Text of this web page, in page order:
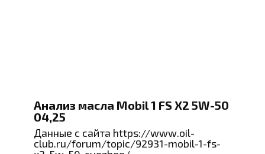
Анализ масла Mobil 1 FS X2 5W-50
04,25
Данные с сайта https://www.oil-
club.ru/forum/topic/92931-mobil-1-fs-